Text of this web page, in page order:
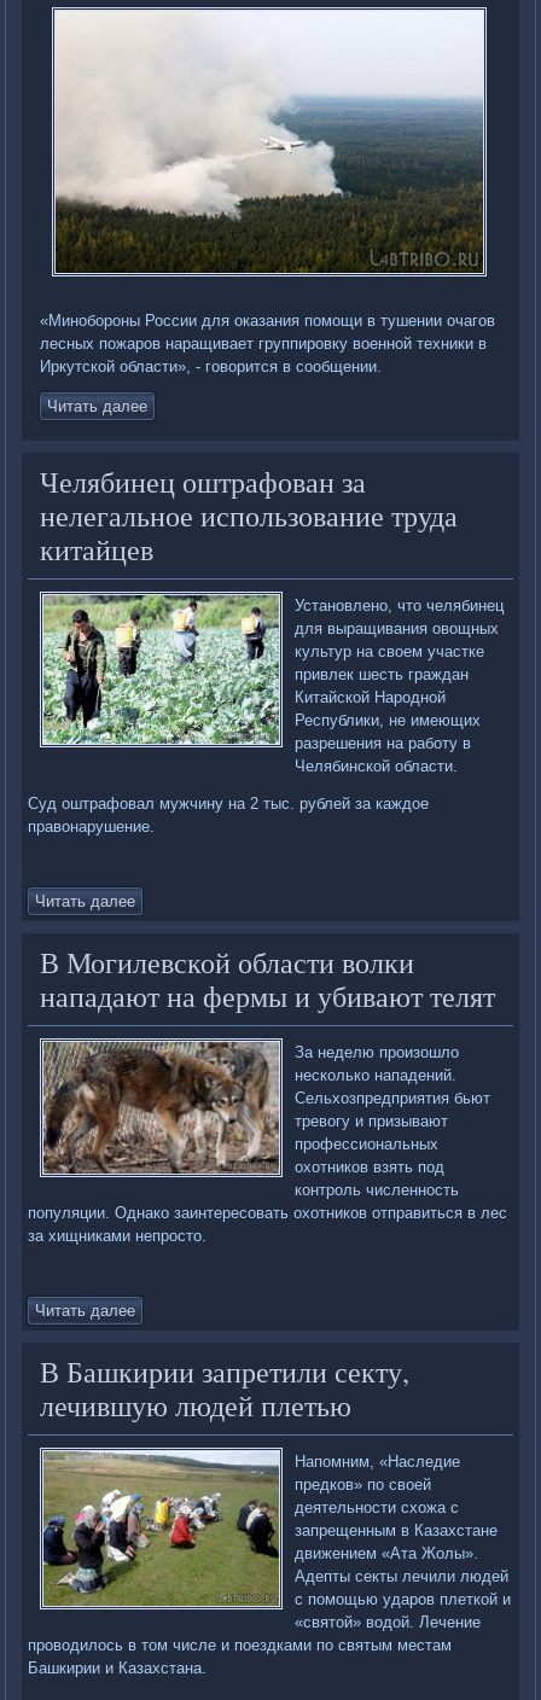
«Минобороны России для оказания помощи в тушении очагов
лесных пожаров наращивает группировку военной техники в
Иркутской области», - говорится в сообщении.
Читать далее
Челябинец оштрафован за
нелегальное использование труда
китайцев
Установлено, что челябинец
для выращивания овощных
культур на своем участке
привлек шесть граждан
Китайской Народной
Республики, не имеющих
разрешения на работу в
Челябинской области.
Суд оштрафовал мужчину на 2 тыс. рублей за каждое
правонарушение.
Читать далее
В Могилевской области волки
нападают на фермы и убивают телят
За неделю произошло
несколько нападений.
Сельхозпредприятия бьют
тревогу и призывают
профессиональных
охотников взять под
контроль численность
популяции. Однако заинтересовать охотников отправиться в лес
за хищниками непросто.
Читать далее
В Башкирии запретили секту,
лечившую людей плетью
Напомним, «Наследие
предков» по своей
деятельности схожа с
запрещенным в Казахстане
движением «Ата Жолы».
Адепты секты лечили людей
с помощью ударов плеткой и
«святой» водой. Лечение
проводилось в том числе и поездками по святым местам
Башкирии и Казахстана.